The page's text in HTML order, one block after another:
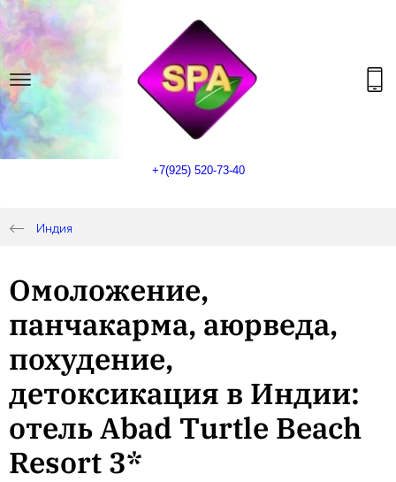
+7(925) 520-73-40
Индия
Омоложение,
панчакарма, аюрведа,
похудение,
детоксикация в Индии:
отель Abad Turtle Beach
Resort 3*